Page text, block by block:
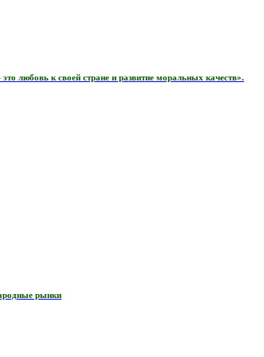
любовь к своей стране и развитие моральных качеств».
рынки